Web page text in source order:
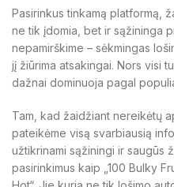
Pasirinkus tinkamą platformą,
ne tik įdomia, bet ir sąžininga
nepamirškime – sėkmingas
jį žiūrima atsakingai. Nors visi
dažnai dominuoja pagal
Tam, kad žaidžiant nereikėtų
pateikėme visą svarbiausią
užtikrinami sąžiningi ir saugūs
pasirinkimus kaip „100 Bulky